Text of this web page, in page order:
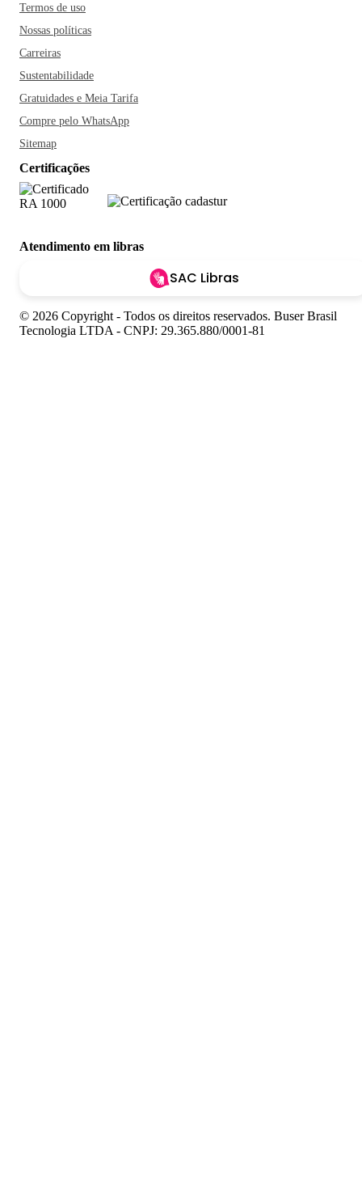
Termos de uso
Nossas políticas
Carreiras
Sustentabilidade
Gratuidades e Meia Tarifa
Compre pelo WhatsApp
Sitemap
Certificações
Atendimento em libras
SAC Libras
© 2026 Copyright - Todos os direitos reservados. Buser Brasil
Tecnologia LTDA - CNPJ: 29.365.880/0001-81